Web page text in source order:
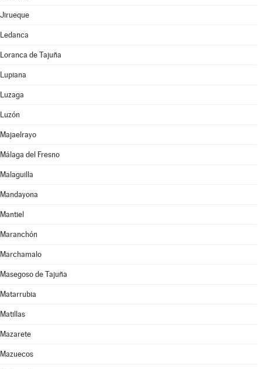
Jirueque
Ledanca
Loranca de Tajuña
Lupiana
Luzaga
Luzón
Majaelrayo
Málaga del Fresno
Malaguilla
Mandayona
Mantiel
Maranchón
Marchamalo
Masegoso de Tajuña
Matarrubia
Matillas
Mazarete
Mazuecos